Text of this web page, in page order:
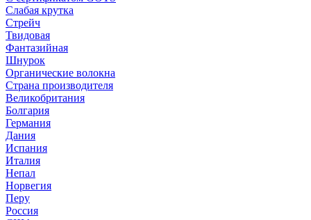
Слабая крутка
Стрейч
Твидовая
Фантазийная
Шнурок
Органические волокна
Страна производителя
Великобритания
Болгария
Германия
Дания
Испания
Италия
Непал
Норвегия
Перу
Россия